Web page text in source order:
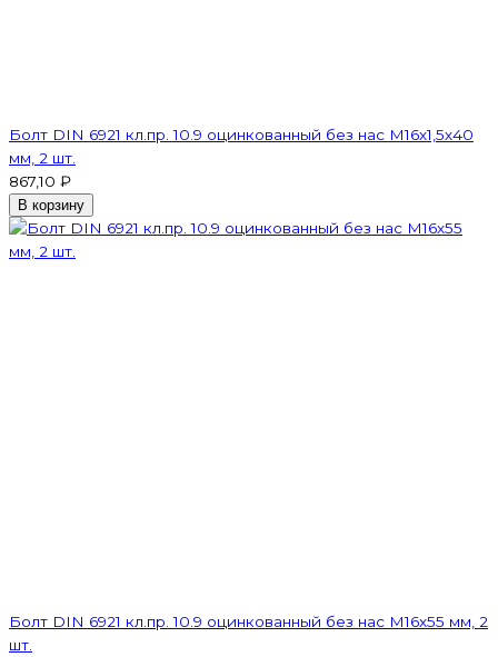
Болт DIN 6921 кл.пр. 10.9 оцинкованный без нас М16х1,5х40
мм, 2 шт.
867,10 ₽
В корзину
Болт DIN 6921 кл.пр. 10.9 оцинкованный без нас М16х55 мм, 2
шт.